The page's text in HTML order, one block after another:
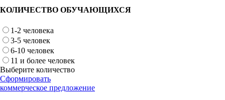
КОЛИЧЕСТВО ОБУЧАЮЩИХСЯ
1-2 человека
3-5 человек
6-10 человек
11 и более человек
Выберите количество
Сформировать
коммерческое предложение